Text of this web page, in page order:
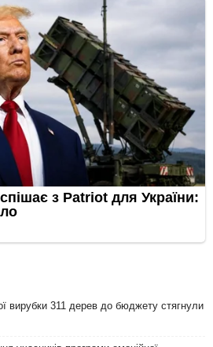
вирубки 311 дерев до бюджету стягнули